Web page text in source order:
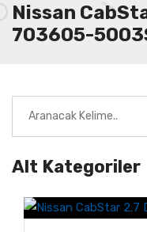
Nissan
703605-
Alt Kategoriler